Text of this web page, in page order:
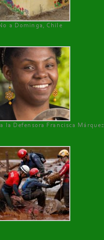
a Dominga, Chile
la Defensora Francisca Márquez